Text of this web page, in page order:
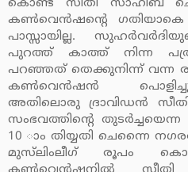
കൊണ്ട് സീതി സാഹിബ്
കണ്‍വെന്‍ഷന്റെ ഗതിയാകെ
പാസ്സായില്ല.
പുറത്ത് കാത്ത് നിന്ന
പറഞ്ഞത് തെക്കുനിന്ന് വന്ന
കണ്‍വെന്‍ഷന്‍
അതിലൊരു ദ്രാവിഡന്‍
സംഭവത്തിന്റെ തുടര്‍ച്ചയെന്ന
10 ാം തിയ്യതി ചെന്നൈ
മുസ്‌ലിംലീഗ് രൂപം